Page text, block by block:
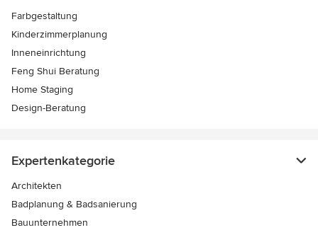
Farbgestaltung
Kinderzimmerplanung
Inneneinrichtung
Feng Shui Beratung
Home Staging
Design-Beratung
Expertenkategorie
Architekten
Badplanung & Badsanierung
Bauunternehmen